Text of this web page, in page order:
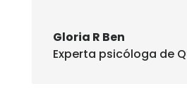
Gloria R Ben
Experta psicóloga de